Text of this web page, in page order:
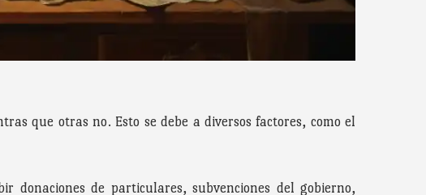
que otras no. Esto se debe a diversos factores, como el
donaciones de particulares, subvenciones del gobierno,